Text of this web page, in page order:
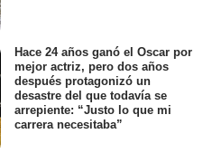
Hace 24 años ganó el Oscar por
mejor actriz, pero dos años
después protagonizó un
desastre del que todavía se
arrepiente: “Justo lo que mi
carrera necesitaba”